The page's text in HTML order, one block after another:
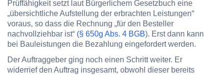
Prüffähigkeit setzt laut Bürgerlichem Gesetzbuch eine
„übersichtliche Aufstellung der erbrachten Leistungen“
voraus, so dass die Rechnung „für den Besteller
nachvollziehbar ist“ (§ 650g Abs. 4 BGB). Erst dann kann
bei Bauleistungen die Bezahlung eingefordert werden.
Der Auftraggeber ging noch einen Schritt weiter. Er
widerrief den Auftrag insgesamt, obwohl dieser bereits